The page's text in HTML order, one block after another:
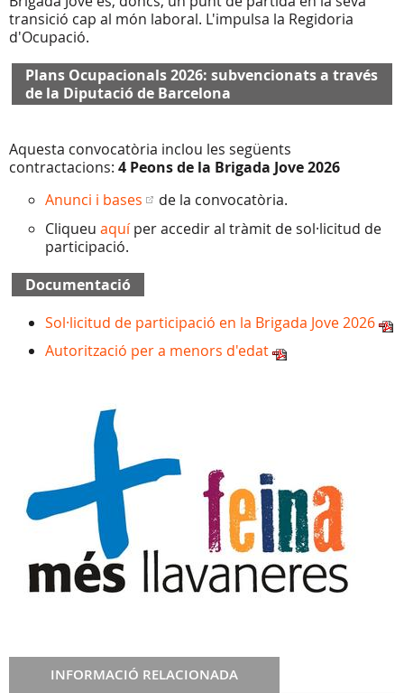
transició cap al món laboral. L'impulsa la Regidoria
d'Ocupació.
Plans Ocupacionals 2026: subvencionats a través
de la Diputació de Barcelona
Aquesta convocatòria inclou les següents
contractacions: 4 Peons de la Brigada Jove 2026
Anunci i bases
de la convocatòria.
Cliqueu aquíper accedir al tràmit de sol·licitud de
participació.
Documentació
Sol·licitud de participació en la Brigada Jove 2026
Autorització per a menors d'edat
INFORMACIÓ RELACIONADA